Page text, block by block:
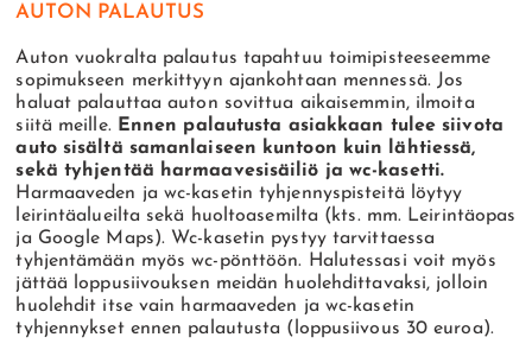
AUTON PALAUTUS
Auton vuokralta palautus tapahtuu toimipisteeseemme
sopimukseen merkittyyn ajankohtaan mennessä. Jos
haluat palauttaa auton sovittua aikaisemmin, ilmoita
siitä meille. Ennen palautusta asiakkaan tulee siivota
auto sisältä samanlaiseen kuntoon kuin lähtiessä,
sekä tyhjentää harmaavesisäiliö ja wc-kasetti.
Harmaaveden ja wc-kasetin tyhjennyspisteitä löytyy
leirintäalueilta sekä huoltoasemilta (kts. mm. Leirintäopas
ja Google Maps). Wc-kasetin pystyy tarvittaessa
tyhjentämään myös wc-pönttöön. Halutessasi voit myös
jättää loppusiivouksen meidän huolehdittavaksi, jolloin
huolehdit itse vain harmaaveden ja wc-kasetin
tyhjennykset ennen palautusta (loppusiivous 30 euroa).